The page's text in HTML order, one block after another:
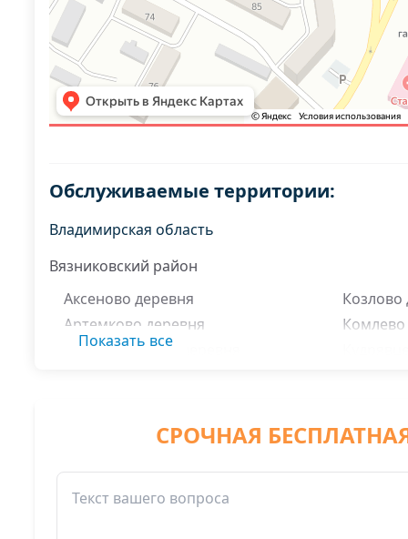
Обслуживаемые территории:
Владимирская область
Вязниковский район
Аксеново деревня
Артемково деревня
Большие Удолы деревня
Бурино поселок
Головино деревня
Горемыкино деревня
Козлово
Комлево
Лужки
Показать все
СРОЧНАЯ